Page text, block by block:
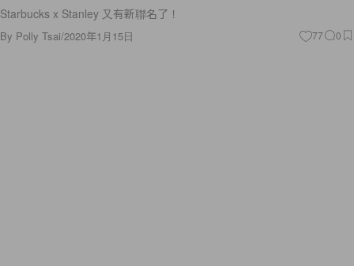
Starbucks x Stanley 又有新聯名了！
By Polly Tsai/2020年1月15日 77 0